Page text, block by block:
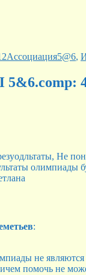
Ассоциация5@6,
4
Не
олимпиады
:
не
помочь не